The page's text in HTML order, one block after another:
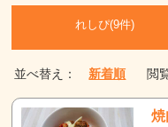
れしぴ(9件)
並べ替え： 新着順 閲